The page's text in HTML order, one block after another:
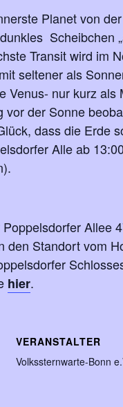
Planet von
Scheibchen
Transit wird im
seltener als
nur kurz
der Sonne
dass die Erde
Alle ab
Allee
Standort vom
hier.
VERANSTALTER
Volkssternwarte-Bonn